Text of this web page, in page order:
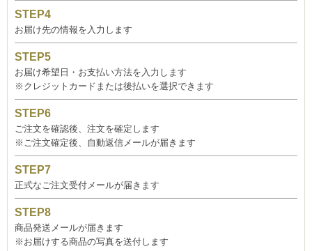
お届け先の情報を入力します
お届け希望日・お支払い方法を入力します
※クレジットカードまたは後払いを選択できます
ご注文を確認後、注文を確定します
※ご注文確定後、自動返信メールが届きます
正式なご注文受付メールが届きます
商品発送メールが届きます
※お届けする商品の写真を送付します